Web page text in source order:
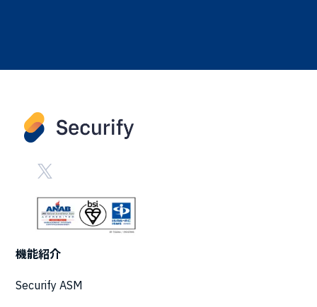
機能紹介
Securify ASM